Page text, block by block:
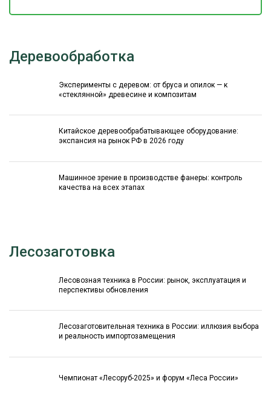
Деревообработка
Эксперименты с деревом: от бруса и опилок — к
«стеклянной» древесине и композитам
Китайское деревообрабатывающее оборудование:
экспансия на рынок РФ в 2026 году
Машинное зрение в производстве фанеры: контроль
качества на всех этапах
Лесозаготовка
Лесовозная техника в России: рынок, эксплуатация и
перспективы обновления
Лесозаготовительная техника в России: иллюзия выбора
и реальность импортозамещения
Чемпионат «Лесоруб-2025» и форум «Леса России»